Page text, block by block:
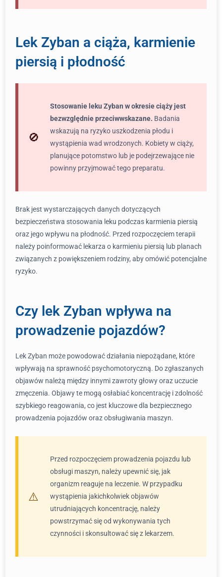
Lek Zyban a ciąża, karmienie
piersią i płodność
Stosowanie leku Zyban w okresie ciąży jest
bezwzględnie przeciwwskazane. Badania
wskazują na ryzyko uszkodzenia płodu i
wystąpienia wad wrodzonych. Kobiety w ciąży,
planujące potomstwo lub je podejrzewające nie
powinny przyjmować tego preparatu.
Brak jest wystarczających danych dotyczących
bezpieczeństwa stosowania leku podczas karmienia piersią
oraz jego wpływu na płodność. Przed rozpoczęciem terapii
należy poinformować lekarza o karmieniu piersią lub planach
związanych z powiększeniem rodziny, aby omówić potencjalne
ryzyko.
Czy lek Zyban wpływa na
prowadzenie pojazdów?
Lek Zyban może powodować działania niepożądane, które
wpływają na sprawność psychomotoryczną. Do zgłaszanych
objawów należą między innymi zawroty głowy oraz uczucie
zmęczenia. Objawy te mogą osłabiać koncentrację i zdolność
szybkiego reagowania, co jest kluczowe dla bezpiecznego
prowadzenia pojazdów oraz obsługiwania maszyn.
Przed rozpoczęciem prowadzenia pojazdu lub
obsługi maszyn, należy upewnić się, jak
organizm reaguje na leczenie. W przypadku
wystąpienia jakichkolwiek objawów
utrudniających koncentrację, należy
powstrzymać się od wykonywania tych
czynności i skonsultować się z lekarzem.